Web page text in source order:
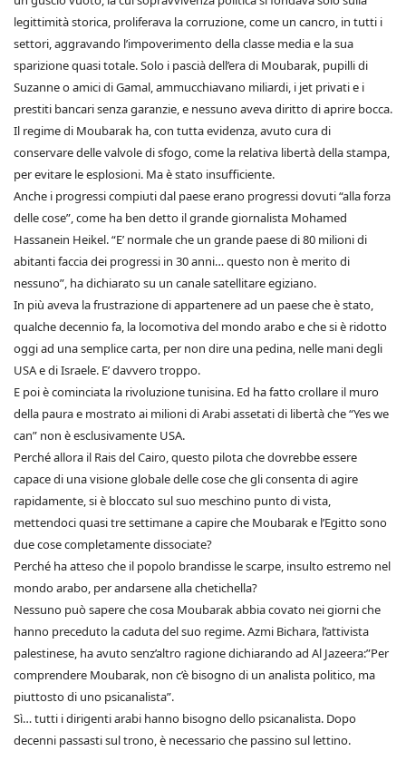
legittimità storica, proliferava la corruzione, come un cancro, in tutti i
settori, aggravando l’impoverimento della classe media e la sua
sparizione quasi totale. Solo i pascià dell’era di Moubarak, pupilli di
Suzanne o amici di Gamal, ammucchiavano miliardi, i jet privati e i
prestiti bancari senza garanzie, e nessuno aveva diritto di aprire bocca.
Il regime di Moubarak ha, con tutta evidenza, avuto cura di
conservare delle valvole di sfogo, come la relativa libertà della stampa,
per evitare le esplosioni. Ma è stato insufficiente.
Anche i progressi compiuti dal paese erano progressi dovuti “alla forza
delle cose”, come ha ben detto il grande giornalista Mohamed
Hassanein Heikel. “E’ normale che un grande paese di 80 milioni di
abitanti faccia dei progressi in 30 anni… questo non è merito di
nessuno”, ha dichiarato su un canale satellitare egiziano.
In più aveva la frustrazione di appartenere ad un paese che è stato,
qualche decennio fa, la locomotiva del mondo arabo e che si è ridotto
oggi ad una semplice carta, per non dire una pedina, nelle mani degli
USA e di Israele. E’ davvero troppo.
E poi è cominciata la rivoluzione tunisina. Ed ha fatto crollare il muro
della paura e mostrato ai milioni di Arabi assetati di libertà che “Yes we
can” non è esclusivamente USA.
Perché allora il Rais del Cairo, questo pilota che dovrebbe essere
capace di una visione globale delle cose che gli consenta di agire
rapidamente, si è bloccato sul suo meschino punto di vista,
mettendoci quasi tre settimane a capire che Moubarak e l’Egitto sono
due cose completamente dissociate?
Perché ha atteso che il popolo brandisse le scarpe, insulto estremo nel
mondo arabo, per andarsene alla chetichella?
Nessuno può sapere che cosa Moubarak abbia covato nei giorni che
hanno preceduto la caduta del suo regime. Azmi Bichara, l’attivista
palestinese, ha avuto senz’altro ragione dichiarando ad Al Jazeera:”Per
comprendere Moubarak, non c’è bisogno di un analista politico, ma
piuttosto di uno psicanalista”.
Sì… tutti i dirigenti arabi hanno bisogno dello psicanalista. Dopo
decenni passasti sul trono, è necessario che passino sul lettino.